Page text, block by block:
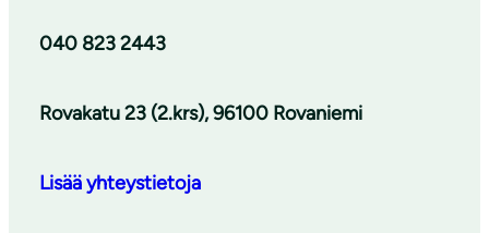
040 823 2443
Rovakatu 23 (2.krs), 96100 Rovaniemi
Lisää yhteystietoja